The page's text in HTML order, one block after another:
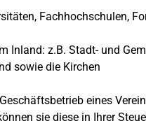
Fachhochschulen,
z.B. Stadt- und
sowie die Kirchen
eines
sie diese in Ihrer